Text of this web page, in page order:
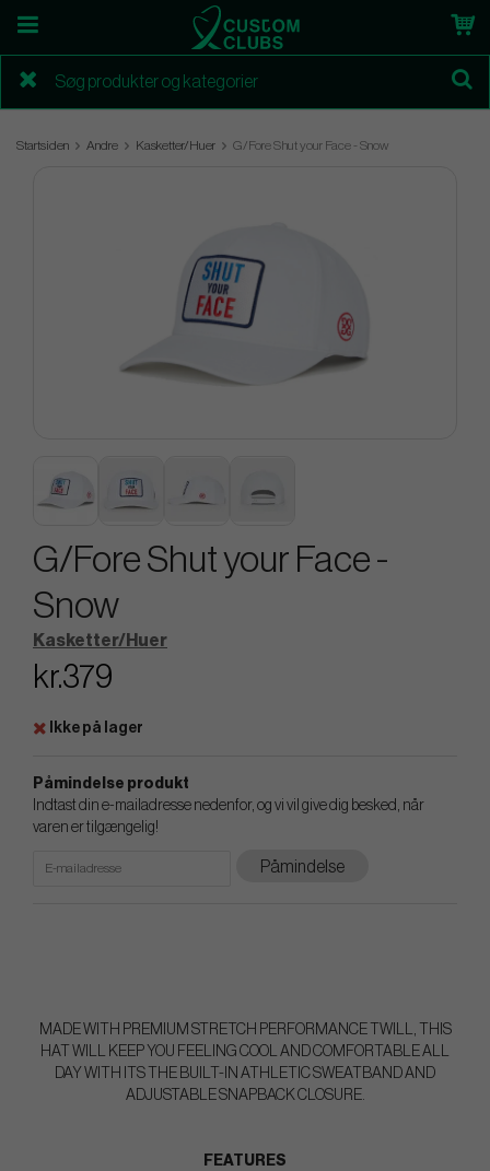
Startsiden Andre Kasketter/Huer G/Fore Shut your Face - Snow
G/Fore Shut your Face -
Snow
Kasketter/Huer
kr.379
Ikke på lager
Påmindelse produkt
Indtast din e-mailadresse nedenfor, og vi vil give dig besked, når
varen er tilgængelig!
Påmindelse
MADE WITH PREMIUM STRETCH PERFORMANCE TWILL, THIS
HAT WILL KEEP YOU FEELING COOL AND COMFORTABLE ALL
DAY WITH ITS THE BUILT-IN ATHLETIC SWEATBAND AND
ADJUSTABLE SNAPBACK CLOSURE.
FEATURES